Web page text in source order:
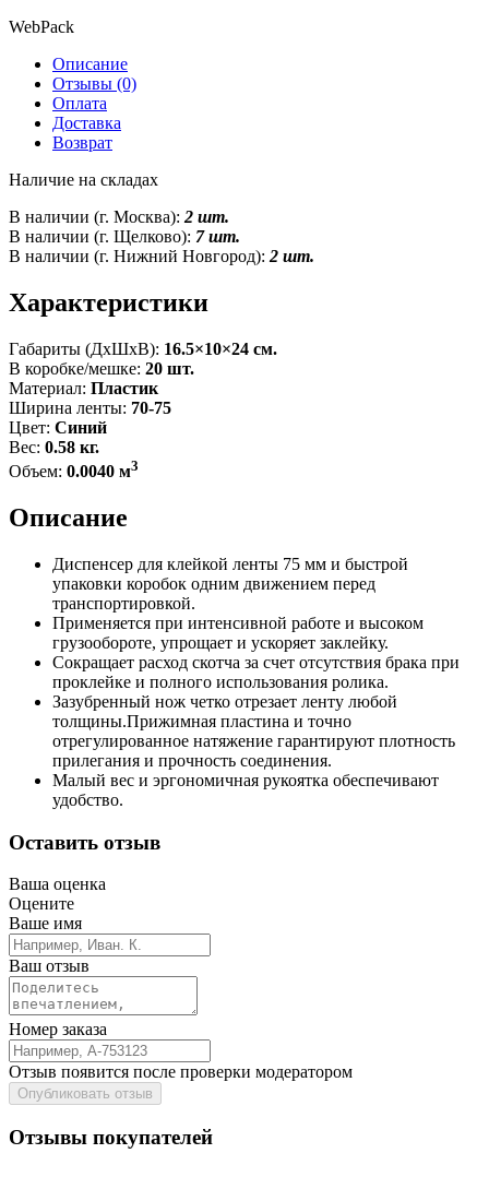
WebPack
Описание
Отзывы (0)
Оплата
Доставка
Возврат
Наличие на складах
В наличии (г. Москва): 2 шт.
В наличии (г. Щелково): 7 шт.
В наличии (г. Нижний Новгород): 2 шт.
Характеристики
Габариты (ДxШxВ): 16.5×10×24 см.
В коробке/мешке: 20 шт.
Материал: Пластик
Ширина ленты: 70-75
Цвет: Синий
Вес: 0.58 кг.
Объем: 0.0040 м3
Описание
Диспенсер для клейкой ленты 75 мм и быстрой
упаковки коробок одним движением перед
транспортировкой.
Применяется при интенсивной работе и высоком
грузообороте, упрощает и ускоряет заклейку.
Сокращает расход скотча за счет отсутствия брака при
проклейке и полного использования ролика.
Зазубренный нож четко отрезает ленту любой
толщины.Прижимная пластина и точно
отрегулированное натяжение гарантируют плотность
прилегания и прочность соединения.
Малый вес и эргономичная рукоятка обеспечивают
удобство.
Оставить отзыв
Ваша оценка
Оцените
Ваше имя
Ваш отзыв
Номер заказа
Отзыв появится после проверки модератором
Опубликовать отзыв
Отзывы покупателей